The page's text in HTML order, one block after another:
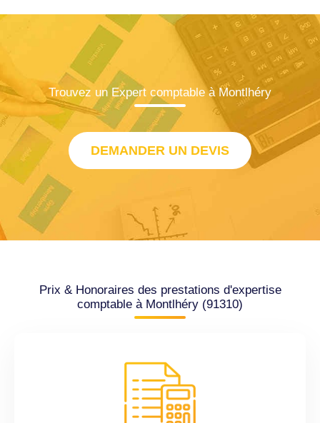
Trouvez un Expert comptable à Montlhéry
DEMANDER UN DEVIS
Prix & Honoraires des prestations d'expertise
comptable à Montlhéry (91310)